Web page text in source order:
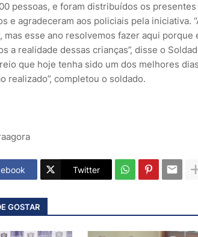
pessoas, e foram distribuídos os
e agradeceram aos policiais pela iniciativa.
mas esse ano resolvemos fazer aqui porque
a realidade dessas crianças”, disse o
que hoje tenha sido um dos melhores
realizado”, completou o soldado.
Twitter
GOSTAR